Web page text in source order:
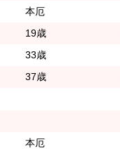
本厄
19歳
33歳
37歳
本厄